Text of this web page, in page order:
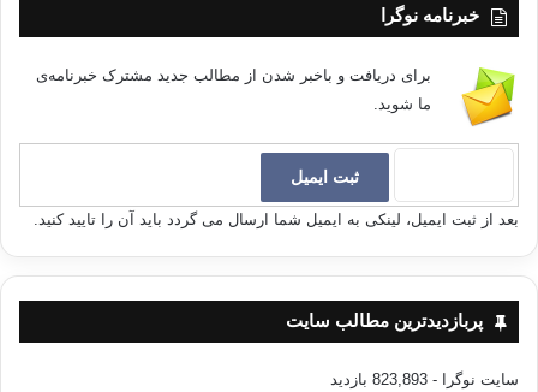
خبرنامه نوگرا
برای دریافت و باخبر شدن از مطالب جدید مشترک خبرنامه‌ی
ما شوید.
بعد از ثبت ایمیل، لینکی به ایمیل شما ارسال می گردد باید آن را تایید کنید.
پربازدیدترین مطالب سایت
سایت نوگرا - 823,893 بازدید